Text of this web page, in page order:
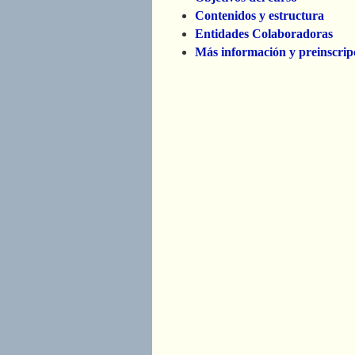
Contenidos y estructura
Entidades Colaboradoras
Más información y